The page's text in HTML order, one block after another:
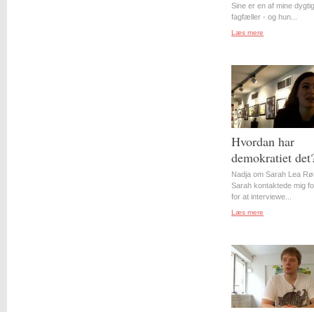
Sine er en af mine
fagfæller - og hun...
Læs mere
Hvordan har
demokratiet
Nadja om Sarah Lea
Sarah kontaktede mig
for at interviewe...
Læs mere